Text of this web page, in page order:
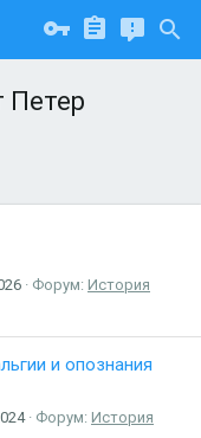
Петер
Форум: История
и опознания
Форум: История